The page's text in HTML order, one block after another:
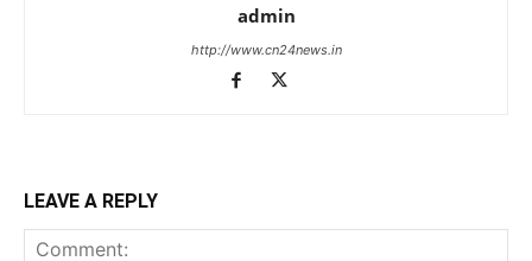
admin
http://www.cn24news.in
LEAVE A REPLY